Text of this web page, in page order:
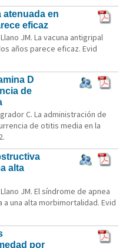
atenuada en
eficaz
JM. La vacuna antigripal
años parece eficaz. Evid
D
de
C. La administración de
de otitis media en la
alta
JM. El síndrome de apnea
una alta morbimortalidad. Evid
por